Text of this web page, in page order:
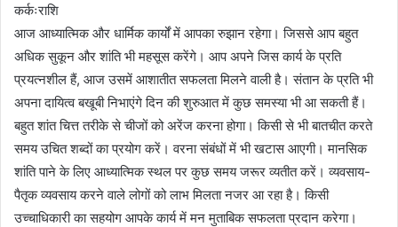
कर्कःराशि
आज आध्यात्मिक और धार्मिक कार्यों में आपका रुझान रहेगा। जिससे आप बहुत
अधिक सुकून और शांति भी महसूस करेंगे। आप अपने जिस कार्य के प्रति
प्रयत्नशील हैं, आज उसमें आशातीत सफलता मिलने वाली है। संतान के प्रति भी
अपना दायित्व बखूबी निभाएंगे दिन की शुरुआत में कुछ समस्या भी आ सकती हैं।
बहुत शांत चित्त तरीके से चीजों को अरेंज करना होगा। किसी से भी बातचीत करते
समय उचित शब्दों का प्रयोग करें। वरना संबंधों में भी खटास आएगी। मानसिक
शांति पाने के लिए आध्यात्मिक स्थल पर कुछ समय जरूर व्यतीत करें। व्यवसाय-
पैतृक व्यवसाय करने वाले लोगों को लाभ मिलता नजर आ रहा है। किसी
उच्चाधिकारी का सहयोग आपके कार्य में मन मुताबिक सफलता प्रदान करेगा।